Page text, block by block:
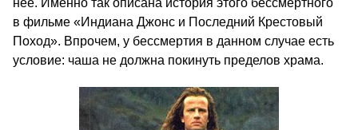
нее. Именно так описана история этого бессмертного
в фильме «Индиана Джонс и Последний Крестовый
Поход». Впрочем, у бессмертия в данном случае есть
условие: чаша не должна покинуть пределов храма.